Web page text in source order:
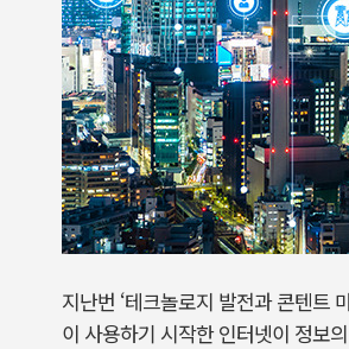
지난번 ‘테크놀로지 발전과 콘텐트
이 사용하기 시작한 인터넷이 정보